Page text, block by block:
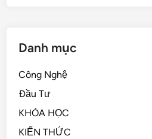
Danh mục
Công Nghệ
Đầu Tư
KHÓA HỌC
KIẾN THỨC